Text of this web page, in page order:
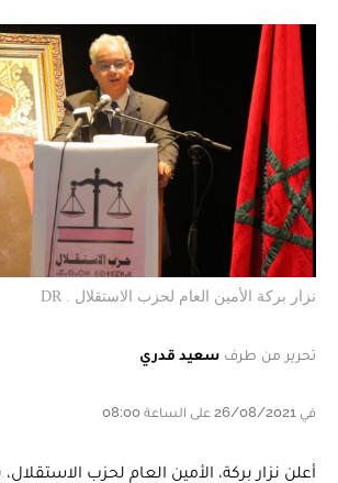
نزار بركة الأمين العام لحزب الاستقلال . DR
تحرير من طرف سعيد قدري
في 26/08/2021 على الساعة 08:00